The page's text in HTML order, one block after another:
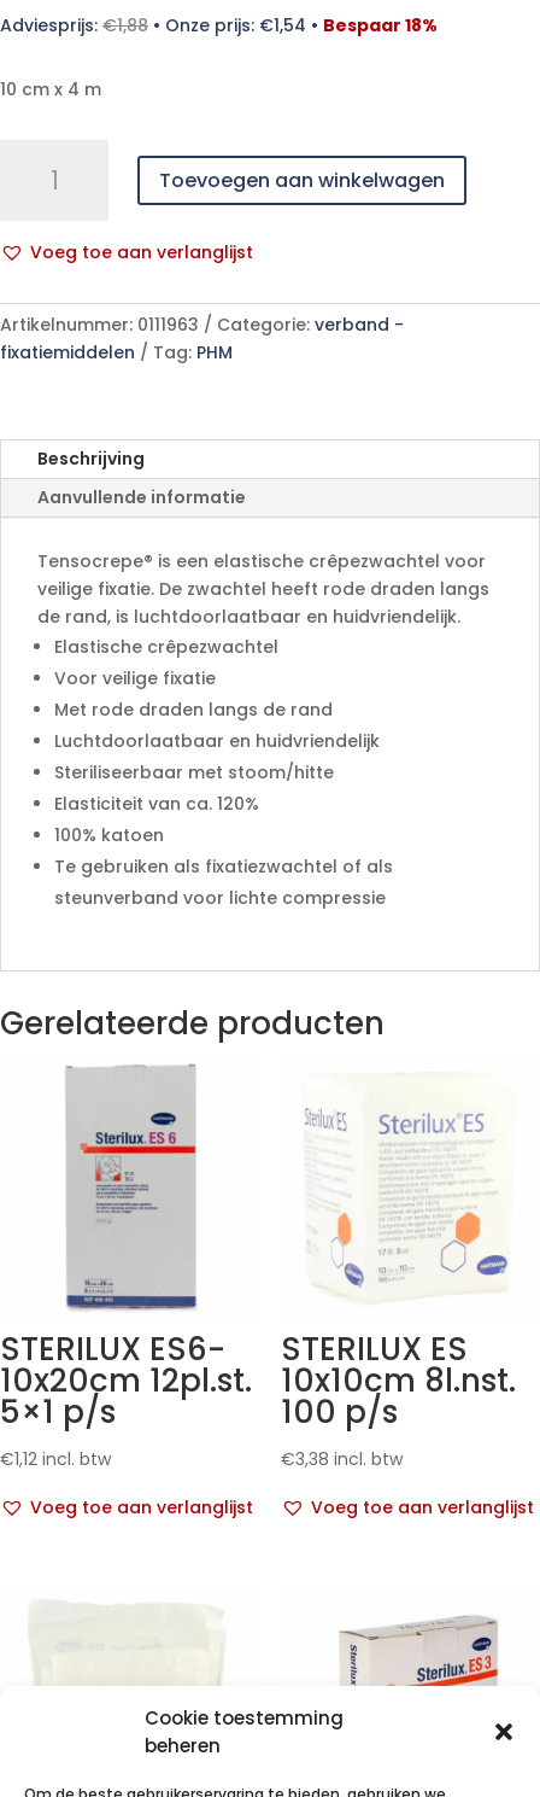
Cookie toestemming
beheren
Adviesprijs: €1,88 • Onze prijs: €1,54 • Bespaar 18%
10 cm x 4 m
p/s
Toevoegen aan winkelwagen
Voeg toe aan verlanglijst
l
t
e
a
t
Artikelnummer: 0111963 Categorie: verband -
fixatiemiddelen
Tag: PHM
Beschrijving
Aanvullende informatie
Tensocrepe® is een elastische crêpezwachtel voor
veilige fixatie. De zwachtel heeft rode draden langs
de rand, is luchtdoorlaatbaar en huidvriendelijk.
Elastische crêpezwachtel
Voor veilige fixatie
Met rode draden langs de rand
Luchtdoorlaatbaar en huidvriendelijk
Steriliseerbaar met stoom/hitte
Elasticiteit van ca. 120%
100% katoen
Te gebruiken als fixatiezwachtel of als
steunverband voor lichte compressie
Gerelateerde producten
STERILUX ES6-
10x20cm 12pl.st.
5×1 p/s
€1,12 incl. btw
Voeg toe aan verlanglijst
STERILUX ES
10x10cm 8l.nst.
100 p/s
€3,38 incl. btw
Voeg toe aan verlanglijst